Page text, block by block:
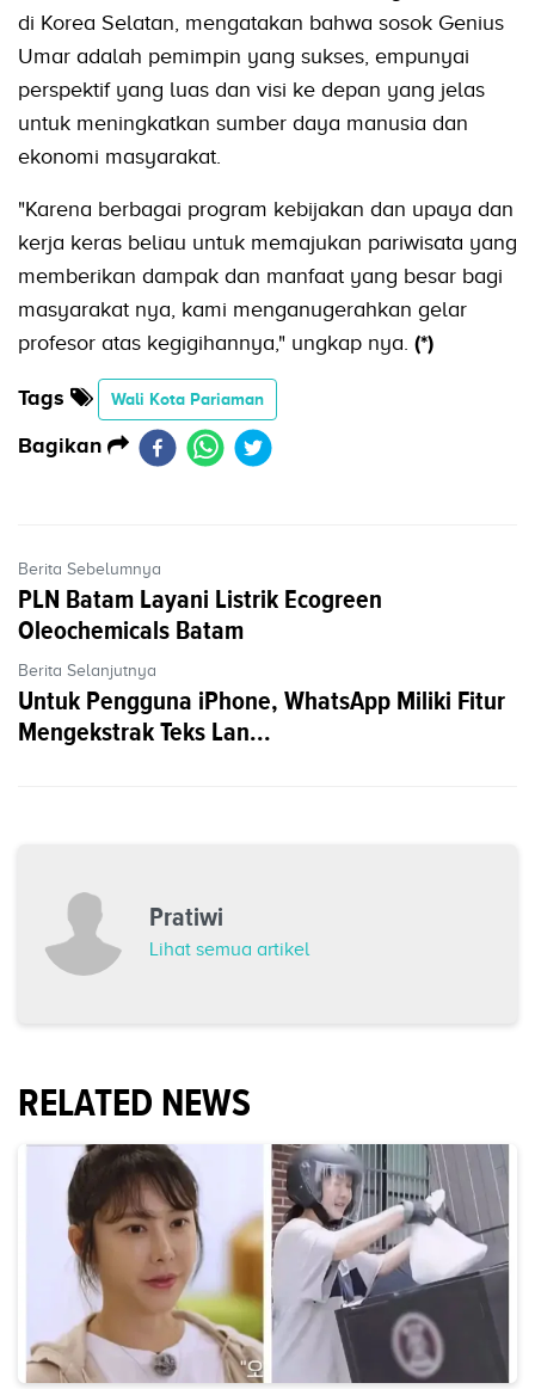
di Korea Selatan, mengatakan bahwa sosok Genius
Umar adalah pemimpin yang sukses, empunyai
perspektif yang luas dan visi ke depan yang jelas
untuk meningkatkan sumber daya manusia dan
ekonomi masyarakat.
"Karena berbagai program kebijakan dan upaya dan
kerja keras beliau untuk memajukan pariwisata yang
memberikan dampak dan manfaat yang besar bagi
masyarakat nya, kami menganugerahkan gelar
profesor atas kegigihannya," ungkap nya. (*)
Tags Wali Kota Pariaman
Bagikan
Berita Sebelumnya
PLN Batam Layani Listrik Ecogreen
Oleochemicals Batam
Berita Selanjutnya
Untuk Pengguna iPhone, WhatsApp Miliki Fitur
Mengekstrak Teks Lan...
Pratiwi
Lihat semua artikel
RELATED NEWS